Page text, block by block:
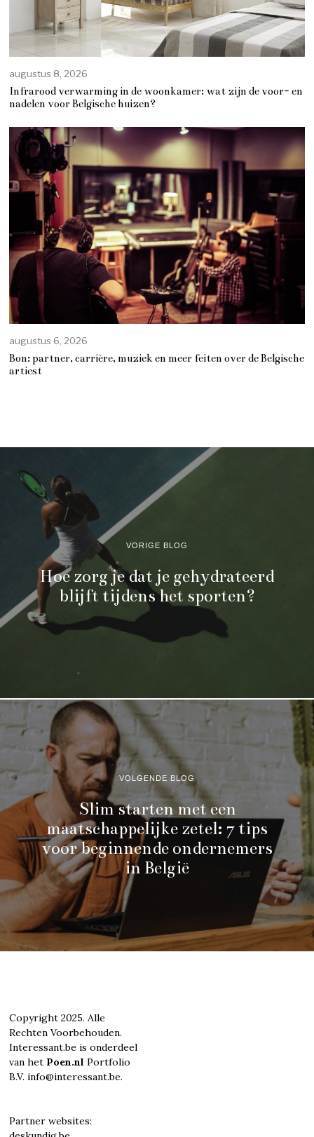
augustus 8, 2026
Infrarood verwarming in de woonkamer: wat zijn de voor- en
nadelen voor Belgische huizen?
augustus 6, 2026
Bon: partner, carrière, muziek en meer feiten over de Belgische
artiest
VORIGE BLOG
Hoe zorg je dat je gehydrateerd
blijft tijdens het sporten?
VOLGENDE BLOG
Slim starten met een
maatschappelijke zetel: 7 tips
voor beginnende ondernemers
in België
Copyright 2025. Alle
Rechten Voorbehouden.
Interessant.be is onderdeel
van het Poen.nl Portfolio
B.V. info@interessant.be.
Partner websites: